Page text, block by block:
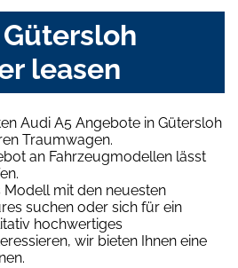
leasen
Audi A5 Angebote in Gütersloh
Traumwagen.
an Fahrzeugmodellen lässt
Modell mit den neuesten
suchen oder sich für ein
hochwertiges
wir bieten Ihnen eine